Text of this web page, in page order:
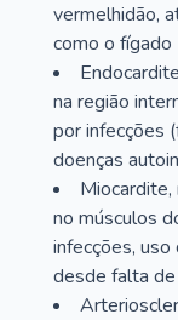
vermelhidão,
como o fígado
na região
por infecções
doenças
no músculos
infecções,
desde falta